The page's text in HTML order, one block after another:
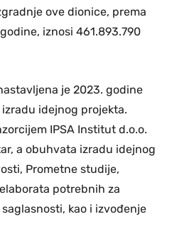
ove dionice, prema
iznosi 461.893.790
je 2023. godine
idejnog projekta.
IPSA Institut d.o.o.
a obuhvata izradu idejnog
Prometne studije,
potrebnih za
kao i izvođenje